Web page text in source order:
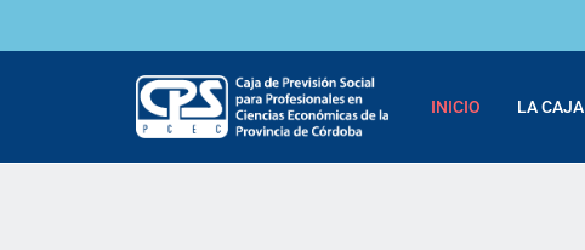
INICIO LA CAJA